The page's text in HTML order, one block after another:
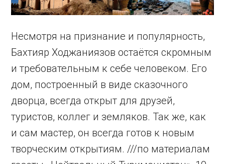
Несмотря на признание и популярность,
Бахтияр Ходжаниязов остаётся скромным
и требовательным к себе человеком. Его
дом, построенный в виде сказочного
дворца, всегда открыт для друзей,
туристов, коллег и земляков. Так же, как
и сам мастер, он всегда готов к новым
творческим открытиям. ///по материалам